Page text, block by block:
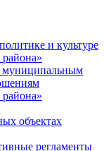
и культуре
объектах
регламенты